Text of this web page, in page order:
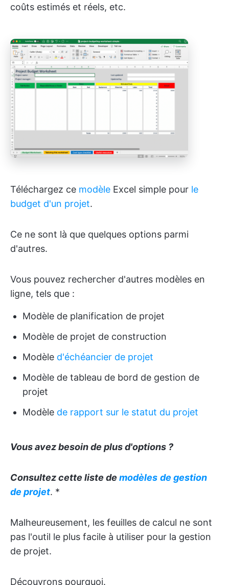
coûts estimés et réels, etc.
Téléchargez ce modèle Excel simple pour le
budget d'un projet.
Ce ne sont là que quelques options parmi
d'autres.
Vous pouvez rechercher d'autres modèles en
ligne, tels que :
Modèle de planification de projet
Modèle de projet de construction
Modèle d'échéancier de projet
Modèle de tableau de bord de gestion de
projet
Modèle de rapport sur le statut du projet
Vous avez besoin de plus d'options ?
Consultez cette liste de modèles de gestion
de projet. *
Malheureusement, les feuilles de calcul ne sont
pas l'outil le plus facile à utiliser pour la gestion
de projet.
Découvrons pourquoi.